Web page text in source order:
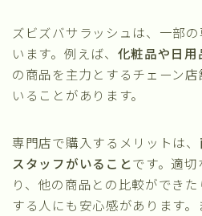
ズビズバサラッシュは、一部
います。例えば、 化粧品や日
の商品を主力とするチェーン
いることがあります。
専門店で購入するメリットは、
スタッフがいることです。適
り、他の商品との比較ができ
する人にも安心感があります